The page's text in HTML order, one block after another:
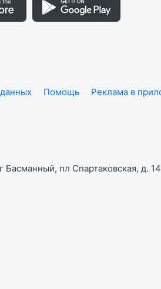
Помощь Реклама в
пл Спартаковская, д.